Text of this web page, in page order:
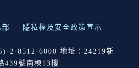
部
隱私權及安全政策宣示
2-8512-6000 地址：24219新
439號南棟13樓